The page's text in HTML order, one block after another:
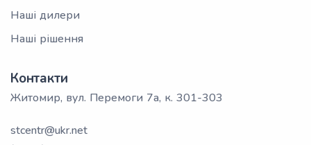
Наші дилери
Наші рішення
Контакти
Житомир, вул. Перемоги 7а, к. 301-303
stcentr@ukr.net